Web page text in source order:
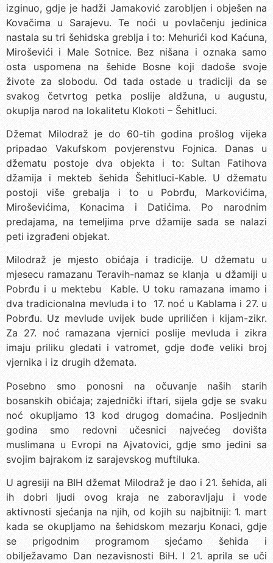
izginuo, gdje je hadži Jamaković zarobljen i obješen na
Kovačima u Sarajevu. Te noći u povlačenju jedinica
nastala su tri šehidska greblja i to: Mehurići kod Kaćuna,
Miroševići i Male Sotnice. Bez nišana i oznaka samo
osta uspomena na šehide Bosne koji dadoše svoje
živote za slobodu. Od tada ostade u tradiciji da se
svakog četvrtog petka poslije aldžuna, u augustu,
okuplja narod na lokalitetu Klokoti – Šehitluci.
Džemat Milodraž je do 60-tih godina prošlog vijeka
pripadao Vakufskom povjerenstvu Fojnica. Danas u
džematu postoje dva objekta i to: Sultan Fatihova
džamija i mekteb šehida Šehitluci-Kable. U džematu
postoji više grebalja i to u Pobrđu, Markovićima,
Miroševićima, Konacima i Datićima. Po narodnim
predajama, na temeljima prve džamije sada se nalazi
peti izgrađeni objekat.
Milodraž je mjesto obićaja i tradicije. U džematu u
mjesecu ramazanu Teravih-namaz se klanja u džamiji u
Pobrđu i u mektebu Kable. U toku ramazana imamo i
dva tradicionalna mevluda i to 17. noć u Kablama i 27. u
Pobrđu. Uz mevlude uvijek bude upriličen i kijam-zikr.
Za 27. noć ramazana vjernici poslije mevluda i zikra
imaju priliku gledati i vatromet, gdje dođe veliki broj
vjernika i iz drugih džemata.
Posebno smo ponosni na očuvanje naših starih
bosanskih obićaja; zajednički iftari, sijela gdje se svaku
noć okupljamo 13 kod drugog domaćina. Posljednih
godina smo redovni učesnici najvećeg dovišta
muslimana u Evropi na Ajvatovici, gdje smo jedini sa
svojim bajrakom iz sarajevskog muftiluka.
U agresiji na BIH džemat Milodraž je dao i 21. šehida, ali
ih dobri ljudi ovog kraja ne zaboravljaju i vode
aktivnosti sjećanja na njih, od kojih su najbitniji: 1. mart
kada se okupljamo na šehidskom mezarju Konaci, gdje
se prigodnim programom sjećamo šehida i
obilježavamo Dan nezavisnosti BiH. I 21. aprila se uči